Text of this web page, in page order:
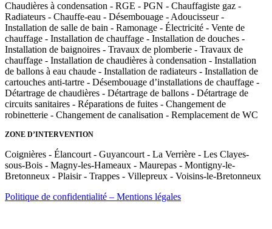
Chaudières à condensation - RGE - PGN - Chauffagiste gaz -
Radiateurs - Chauffe-eau - Désembouage - Adoucisseur -
Installation de salle de bain - Ramonage - Électricité - Vente de
chauffage - Installation de chauffage - Installation de douches -
Installation de baignoires - Travaux de plomberie - Travaux de
chauffage - Installation de chaudières à condensation - Installation
de ballons à eau chaude - Installation de radiateurs - Installation de
cartouches anti-tartre - Désembouage d’installations de chauffage -
Détartrage de chaudières - Détartrage de ballons - Détartrage de
circuits sanitaires - Réparations de fuites - Changement de
robinetterie - Changement de canalisation - Remplacement de WC
ZONE D’INTERVENTION
Coignières - Élancourt - Guyancourt - La Verrière - Les Clayes-
sous-Bois - Magny-les-Hameaux - Maurepas - Montigny-le-
Bretonneux - Plaisir - Trappes - Villepreux - Voisins-le-Bretonneux
Politique de confidentialité – Mentions légales